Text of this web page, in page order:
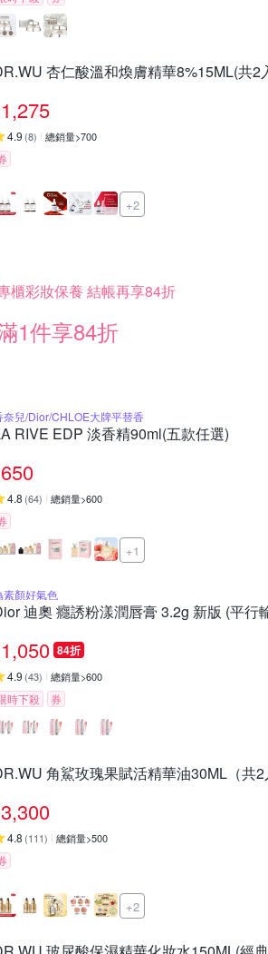
杏仁酸溫和煥膚精華8%15ML(共2
1,275
4.9 (8) 總銷量>700
+2
櫃彩妝保養 結帳再享84折
1件享84折
奈兒/Dior/CHLOE大牌平替香
RIVE EDP 淡香精90ml(五款任選)
650
4.8 (64) 總銷量>600
+1
素顏好氣色
迪奧 癮誘粉漾潤唇膏 3.2g 新版 (平行
1,050 84折
4.9 (43) 總銷量>600
時下殺 券
角鯊玫瑰果賦活精華油30ML（共2
3,300
4.8 (111) 總銷量>500
+2